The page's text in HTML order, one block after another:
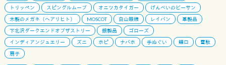
トリッペン
スピングルムーブ オニツカタイガー
げんべいのビーサン
木製のメガネ（ヘアリヒト）
MOSCOT 白山眼鏡 レイバン
革製品
下北沢ダークエンドオブザストリー
銀製品
ゴローズ
インディアンジュエリー
ズニ ホピ ナバホ 手ぬぐい 鯉口
雪駄
扇子